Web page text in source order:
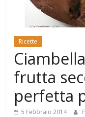
Mondo
Ricette
frutta
perfetta
5 Febbraio 2014